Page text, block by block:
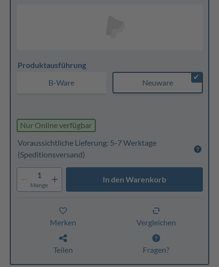
Produktausführung
B-Ware
✔
Neuware
Nur Online verfügbar
Voraussichtliche Lieferung: 5-7 Werktage
(Speditionsversand)
1
Menge
In den Warenkorb
Merken Vergleichen
Teilen Fragen?